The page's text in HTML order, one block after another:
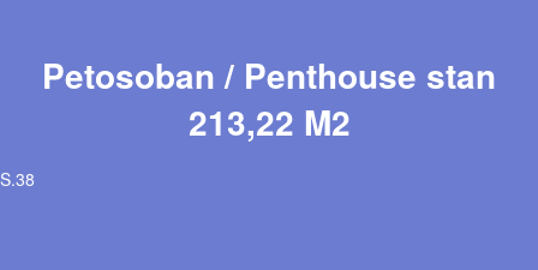
Petosoban / Penthouse stan
213,22 M2
S.38